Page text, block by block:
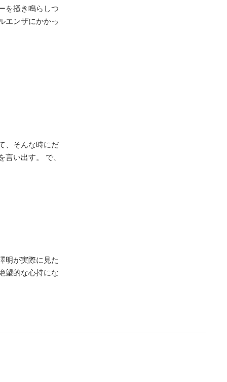
を掻き鳴らしつ
エンザにかかっ
、そんな時にだ
い出す。 で、
明が実際に見た
望的な心持にな